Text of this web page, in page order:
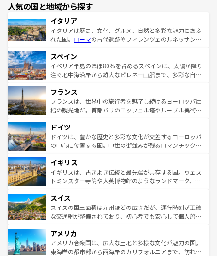
人気の国と地域から探す
イタリア
イタリアは歴史、文化、グルメ、自然と多彩な魅力にあふ
れた国。 ローマの古代遺跡やフィレンツェのルネッサンス
ろん、トスカーナの美しい田園風景やアマルフィ海岸の絶
景など、自然景観も見逃せない。観光の合間には、本場の
ピザやパスタなど、絶品のイタリア料理を堪能することも
ませてくれるイタリアで、忘れられない旅をしてみよう！
なお、新着のイタリア情報はコンテンツ一覧 を参照してほ
しい。
スペイン
イベリア半島のほぼ80％を占めるスペインは、太陽が降り
注ぐ地中海沿岸から雄大なピレネー山脈まで、多彩な自然
文化が根付くこの国では、情熱的なフラメンコ、熱気あふ
れる闘牛、そして美味しいタパスが生活の一部となってい
る。首都マドリードの洗練された雰囲気や、バルセロナの
の城塞都市、穏やかなビーチリゾートまで多彩な表情を見
せる。地方によって風土や気候が異なるスペインはその個
性で訪れる人を魅了する。 なお、新着のスペイン情報はコ
フランス
フランスは、世界中の旅行者を魅了し続けるヨーロッパ屈
指の観光地だ。首都パリのエッフェル塔やルーブル美術館
で、幅広い魅力が詰まっている。華麗な宮殿、歴史的な大
聖堂、美しいビーチ、そして豊かな自然が、訪れる者を心
から魅了する。また、フランスは美食の国としても知ら
いる。シャンパンの発祥地であるランス、プロヴァンスの
香り高いラベンダー畑など、多彩な楽しみ方が可能だ。さ
らに、パリ以外の地域にも魅力が溢れており、どの街角に
れる地方に足を運ぶとそれぞれで全く異なる文化を体験で
きるだろう。 なお、新着のフランス情報はコンテンツ一覧
を参照してほしい。
ドイツ
ドイツは、豊かな歴史と多彩な文化が交差するヨーロッパ
の中心に位置する国。中世の街並みが残るロマンチック街
顔を持つこの国は、どこを歩いても飽きることがない。ベ
ルリンの文化的活気、バイエルン州のアルプスの絶景、そ
してライン川沿いのワイン畑といった風景は必見。ビール
は、お酒好きな人にはぜひ体験してほしい。 なお、新着の
ドイツ情報はコンテンツ一覧を参照してほしい。
イギリス
イギリスは、古きよき伝統と最先端が共存する国。ウェス
トミンスター寺院や大英博物館のようなランドマーク、歴
リアごとに異なる魅力がある。また、優雅なアフタヌーン
ティー、ビール好きにはたまらない英国パブ、サッカー観
戦など、本場だからこそできる体験も豊富。イギリスを旅
ンツ一覧を参照してほしい。
スイス
スイスの国土面積は九州ほどの広さだが、運行時刻が正確
な交通網が整備されており、初心者でも安心して個人旅行
の建物がそのまま残る町や、スイスならではのユニークな
博物館もあり、アルプス観光だけでなく町歩きも満喫する
ことができる。国民の所得が高いため物価も高いが、旅行
アメリカ
アメリカ合衆国は、広大な土地と多様な文化が魅力の国。
東海岸の都市部から西海岸のカリフォルニアまで、訪れる